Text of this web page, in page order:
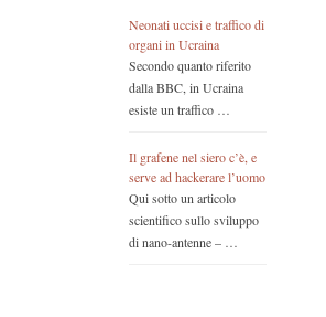
Neonati uccisi e traffico di
organi in Ucraina
Secondo quanto riferito
dalla BBC, in Ucraina
esiste un traffico …
Il grafene nel siero c’è, e
serve ad hackerare l’uomo
Qui sotto un articolo
scientifico sullo sviluppo
di nano-antenne – …